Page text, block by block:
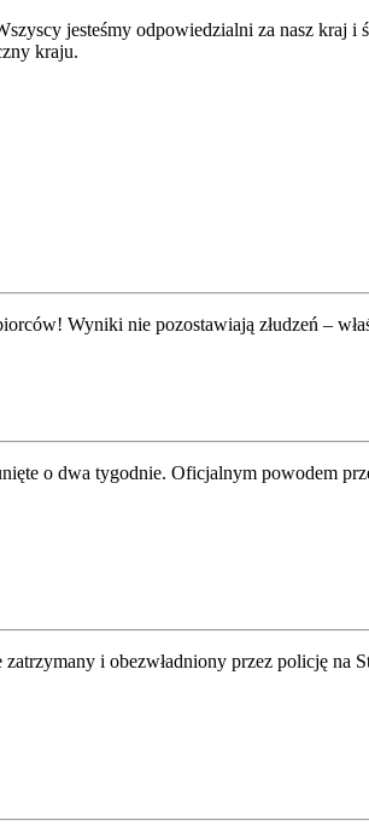
jesteśmy odpowiedzialni za nasz kraj
kraju.
Wyniki nie pozostawiają złudzeń –
o dwa tygodnie. Oficjalnym powodem
i obezwładniony przez policję na